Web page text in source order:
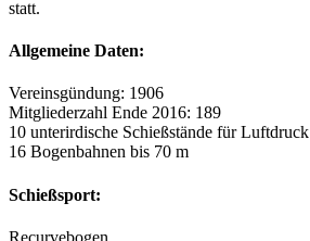
statt.
Allgemeine Daten:
Vereinsgündung: 1906
Mitgliederzahl Ende 2016: 189
10 unterirdische Schießstände für Luftdruck
16 Bogenbahnen bis 70 m
Schießsport:
Recurvebogen